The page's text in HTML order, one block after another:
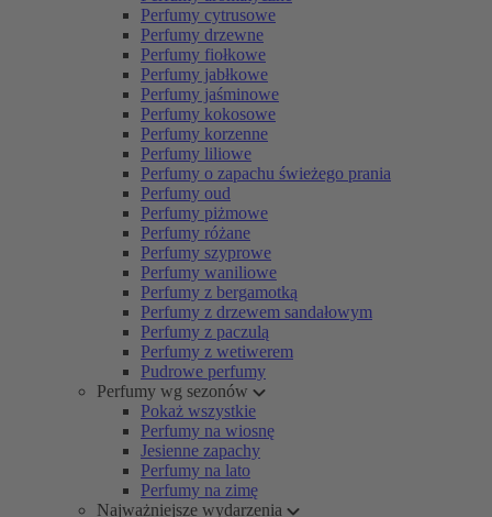
Perfumy cytrusowe
Perfumy drzewne
Perfumy fiołkowe
Perfumy jabłkowe
Perfumy jaśminowe
Perfumy kokosowe
Perfumy korzenne
Perfumy liliowe
Perfumy o zapachu świeżego prania
Perfumy oud
Perfumy piżmowe
Perfumy różane
Perfumy szyprowe
Perfumy waniliowe
Perfumy z bergamotką
Perfumy z drzewem sandałowym
Perfumy z paczulą
Perfumy z wetiwerem
Pudrowe perfumy
Perfumy wg sezonów
Pokaż wszystkie
Perfumy na wiosnę
Jesienne zapachy
Perfumy na lato
Perfumy na zimę
Najważniejsze wydarzenia